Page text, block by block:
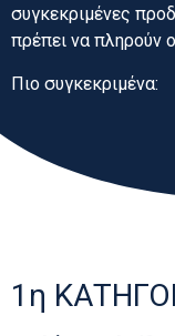
συγκεκριμένες
πρέπει να πληρούν
Πιο συγκεκριμένα:
1η